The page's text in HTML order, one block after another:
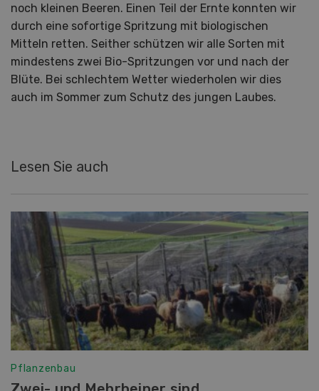
noch kleinen Beeren. Einen Teil der Ernte konnten wir
durch eine sofortige Spritzung mit biologischen
Mitteln retten. Seither schützen wir alle Sorten mit
mindestens zwei Bio-Spritzungen vor und nach der
Blüte. Bei schlechtem Wetter wiederholen wir dies
auch im Sommer zum Schutz des jungen Laubes.
Lesen Sie auch
Pflanzenbau